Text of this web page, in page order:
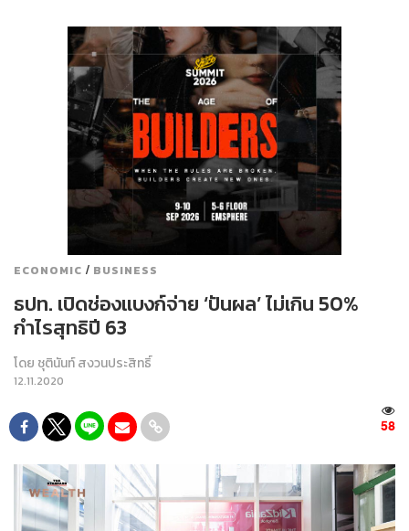
ECONOMIC / BUSINESS
ธปท. เปิดช่องแบงก์จ่าย ‘ปันผล’ ไม่เกิน 50%
กำไรสุทธิปี 63
โดย ชุตินันท์ สงวนประสิทธิ์
12.11.2020
58